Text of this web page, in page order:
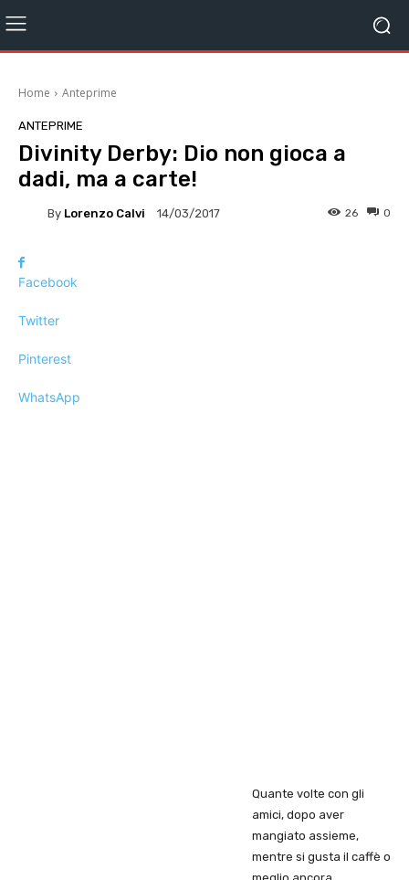
Home Anteprime
ANTEPRIME
Divinity Derby: Dio non gioca a
dadi, ma a carte!
By Lorenzo Calvi 14/03/2017 0
26
Facebook
Twitter
Pinterest
WhatsApp
Quante volte con gli
amici, dopo aver
mangiato assieme,
mentre si gusta il caffè o